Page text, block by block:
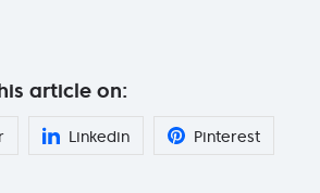
article on:
Linkedin Pinterest